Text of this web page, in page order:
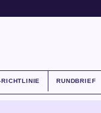
RUNDBRIEF